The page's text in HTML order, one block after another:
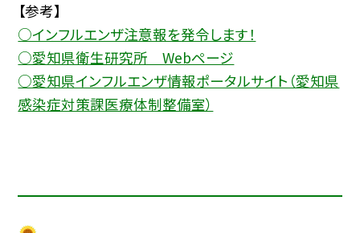
【参考】
○インフルエンザ注意報を発令します！
○愛知県衛生研究所 Webページ
○愛知県インフルエンザ情報ポータルサイト（愛知県
感染症対策課医療体制整備室）